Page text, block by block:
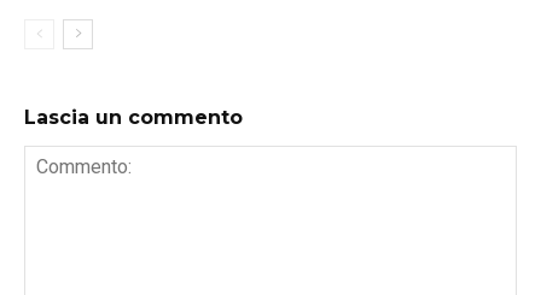
Lascia un commento